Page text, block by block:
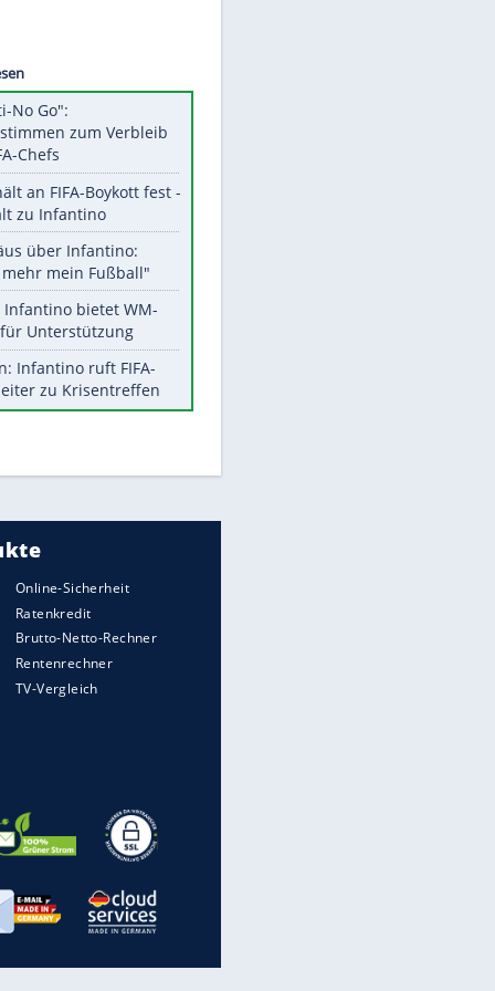
UEFA hält an FIFA-Boykott fest -
CAF hält zu Infantino
Matthäus über Infantino:
"Nicht mehr mein Fußball"